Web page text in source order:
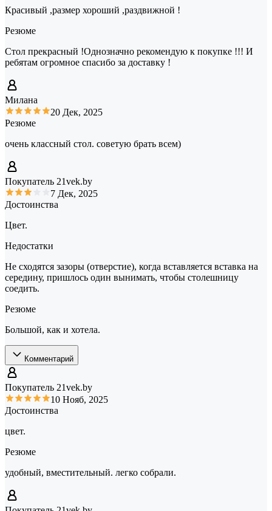
Красивый ,размер хороший ,раздвижной !
Резюме
Стол прекрасный !Однозначно рекомендую к покупке !!! И
ребятам огромное спасибо за доставку !
Милана
20 Дек, 2025
Резюме
очень классный стол. советую брать всем)
Покупатель 21vek.by
7 Дек, 2025
Достоинства
Цвет.
Недостатки
Не сходятся зазоры (отверстие), когда вставляется вставка на
середину, пришлось один вынимать, чтобы столешницу
соедить.
Резюме
Большой, как и хотела.
Комментарий
Покупатель 21vek.by
10 Нояб, 2025
Достоинства
цвет.
Резюме
удобный, вместительный. легко собрали.